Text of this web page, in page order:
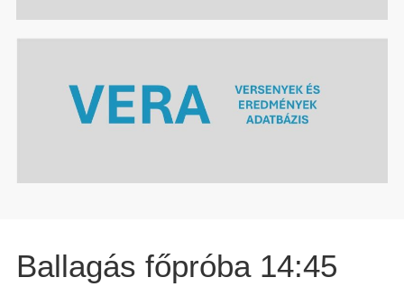
Ballagás főpróba 14:45